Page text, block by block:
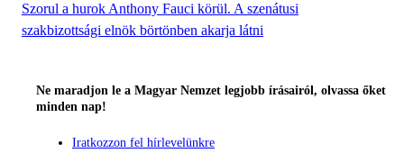
Szorul a hurok Anthony Fauci körül. A szenátusi
szakbizottsági elnök börtönben akarja látni
Ne maradjon le a Magyar Nemzet legjobb írásairól, olvassa őket
minden nap!
Iratkozzon fel hírlevelünkre